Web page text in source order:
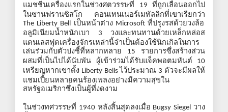
แมชชีนเครื่องแรกในช่วงศตวรรษที่ 19 ที่ถูกเลื่อนออกไป
ในซานฟรานซิสโก
คอนเทนเนอร์เมทัลลิกที่เขาเรียกว่า
The Liberty Bell เป็นหน้าต่าง Microsoft ที่ปรุงรสด้วยวงล้อ
อลูมิเนียมน้ำหนักเบา 3 วงและทนทานด้วยเหล็กหล่อส
แตนเลสฟุตเครื่องจักรเหล่านี้จำเป็นต้องใช้นิกเกิลในการ
เล่นร่วมกับตัวบ่งชี้ที่หลากหลาย 15 รายการซึ่งสร้างส่วน
ผสมที่เป็นไปได้นับพัน
ผู้เข้าร่วมได้รับแจ็คพอตมหันต์ 10
เหรียญหากเขาตั้ง Liberty Bells ไว้ประมาณ 3 ตัวจะมีผลให้
แชมเปี้ยนหลายคนร้องเพลงอย่างมีความสุขใน
สหรัฐอเมริกาซึ่งเป็นผู้ที่งดงาม
ในช่วงทศวรรษที่ 1940 หลังสิ้นสุดลงเมื่อ Bugsy Siegel วาง